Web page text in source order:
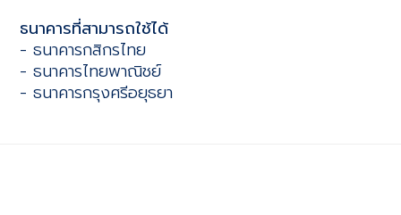
ธนาคารที่สามารถใช้ได้
- ธนาคารกสิกรไทย
- ธนาคารไทยพาณิชย์
- ธนาคารกรุงศรีอยุธยา